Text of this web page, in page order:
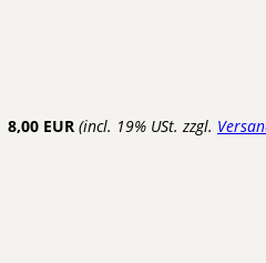
8,00 EUR (incl. 19% USt. zzgl.